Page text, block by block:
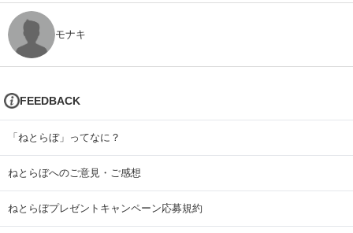
モナキ
FEEDBACK
「ねとらぼ」ってなに？
ねとらぼへのご意見・ご感想
ねとらぼプレゼントキャンペーン応募規約